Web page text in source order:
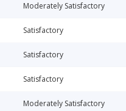
Moderately Satisfactory
Satisfactory
Satisfactory
Satisfactory
Moderately Satisfactory